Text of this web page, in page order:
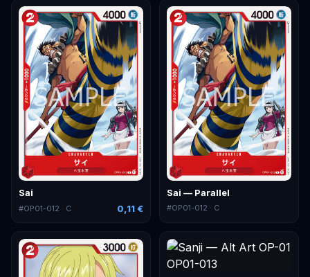
Sai
#OP01-012 · C 0,11 €
Sai — Parallel
#OP01-012 · C